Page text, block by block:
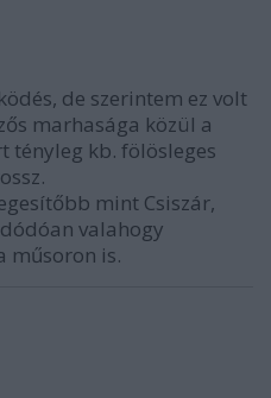
de szerintem ez volt
marhasága közül a
tényleg kb. fölösleges
mint Csiszár,
valahogy
műsoron is.